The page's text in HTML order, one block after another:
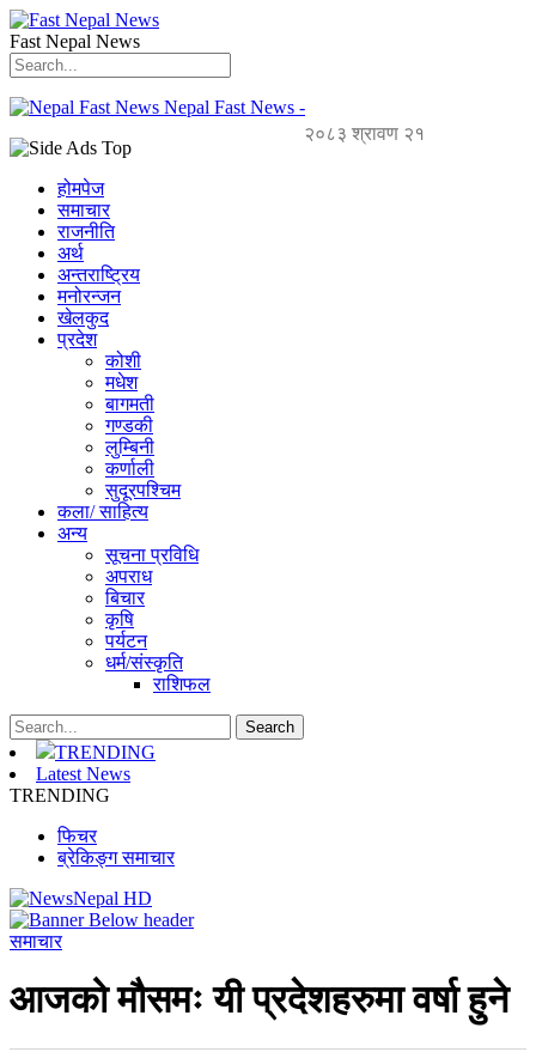
Fast Nepal News
Nepal Fast News -
२०८३ श्रावण २१
होमपेज
समाचार
राजनीति
अर्थ
अन्तराष्ट्रिय
मनोरन्जन
खेलकुद
प्रदेश
कोशी
मधेश
बागमती
गण्डकी
लुम्बिनी
कर्णाली
सुदूरपश्चिम
कला/ साहित्य
अन्य
सूचना प्रविधि
अपराध
बिचार
कृषि
पर्यटन
धर्म/संस्कृति
राशिफल
TRENDING
Latest News
TRENDING
फिचर
ब्रेकिङ्ग समाचार
समाचार
आजको मौसमः यी प्रदेशहरुमा वर्षा हुने